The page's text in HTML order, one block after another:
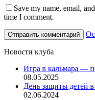
Save my name, email,
time I comment.
Новости клуба
Игра в кальмара —
08.05.2025
День защиты детей
02.06.2024